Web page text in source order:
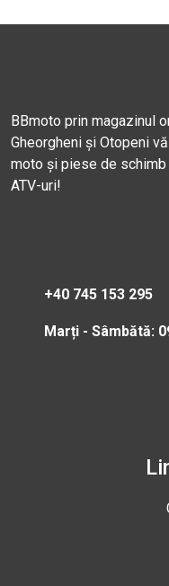
BBmoto prin magazinul
Gheorgheni și Otopeni
moto și piese de
ATV-uri!
+40 745 153 295
Marți - Sâmbătă: